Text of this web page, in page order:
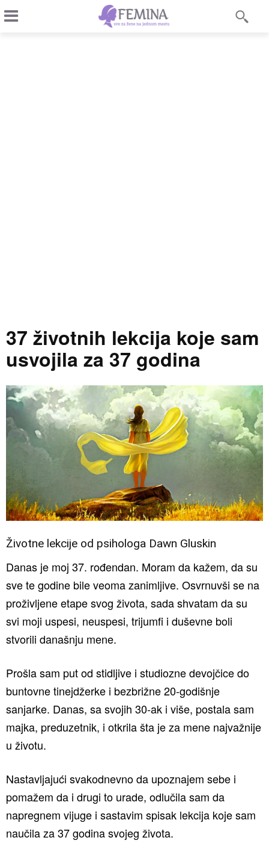
37 životnih lekcija koje sam
usvojila za 37 godina
Životne lekcije od psihologa Dawn Gluskin
Danas je moj 37. rođendan. Moram da kažem, da su
sve te godine bile veoma zanimljive. Osvrnuvši se na
proživljene etape svog života, sada shvatam da su
svi moji uspesi, neuspesi, trijumfi i duševne boli
stvorili današnju mene.
Prošla sam put od stidljive i studiozne devojčice do
buntovne tinejdžerke i bezbrižne 20-godišnje
sanjarke. ​Danas, sa svojih 30-ak i više, postala sam
majka, preduzetnik, i otkrila šta je za mene najvažnije
u životu.
Nastavljajući svakodnevno da upoznajem sebe i
pomažem da i drugi to urade, odlučila sam da
napregnem vijuge i sastavim spisak lekcija koje sam
naučila za 37 godina svojeg života.